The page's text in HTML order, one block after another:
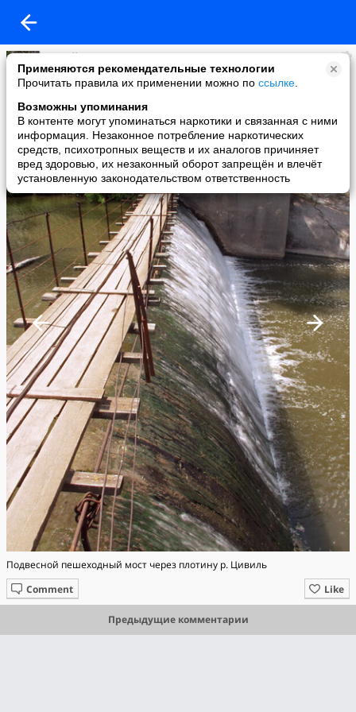
Применяются рекомендательные технологии
Прочитать правила их применении можно по ссылке
Возможны упоминания
В контенте могут упоминаться наркотики и связанная с ними
информация. Незаконное потребление наркотических
средств, психотропных веществ и их аналогов причиняет
вред здоровью, их незаконный оборот запрещён и влечёт
установленную законодательством ответственность
Юрий Назаров
added a photo
16 Apr в 23:30
Подвесной пешеходный мост через плотину р. Цивиль
Like
Comment
Предыдущие комментарии